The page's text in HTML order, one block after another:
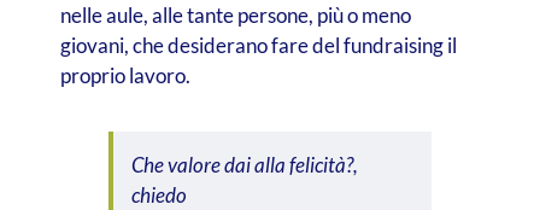
nelle aule, alle tante persone, più o meno
giovani, che desiderano fare del fundraising il
proprio lavoro.
Che valore dai alla felicità?,
chiedo